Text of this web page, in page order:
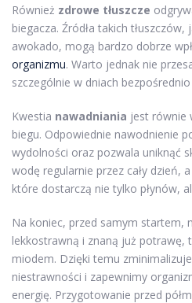
Również zdrowe tłuszcze
biegacza. Źródła takich
awokado, mogą bardzo dobrze
organizmu. Warto jednak nie
szczególnie w dniach
Kwestia nawadniania jest równie
biegu. Odpowiednie nawodnienie
wydolności oraz pozwala uniknąć
wodę regularnie przez cały dzień,
które dostarczą nie tylko płynów,
Na koniec, przed samym startem,
lekkostrawną i znaną już potrawę,
miodem. Dzięki temu
niestrawności i zapewnimy
energię. Przygotowanie przed